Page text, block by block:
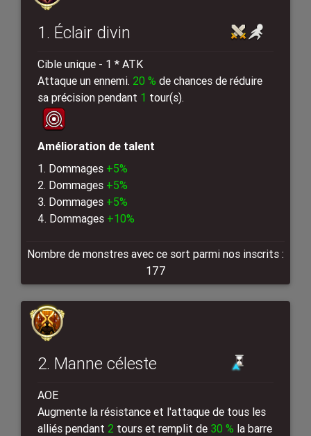
1. Éclair divin
Cible unique - 1 * ATK
Attaque un ennemi. 20 % de chances de réduire
sa précision pendant 1 tour(s).
Amélioration de talent
1. Dommages +5%
2. Dommages +5%
3. Dommages +5%
4. Dommages +10%
Nombre de monstres avec ce sort parmi nos inscrits :
177
2. Manne céleste
AOE
Augmente la résistance et l'attaque de tous les
alliés pendant 2 tours et remplit de 30 % la barre